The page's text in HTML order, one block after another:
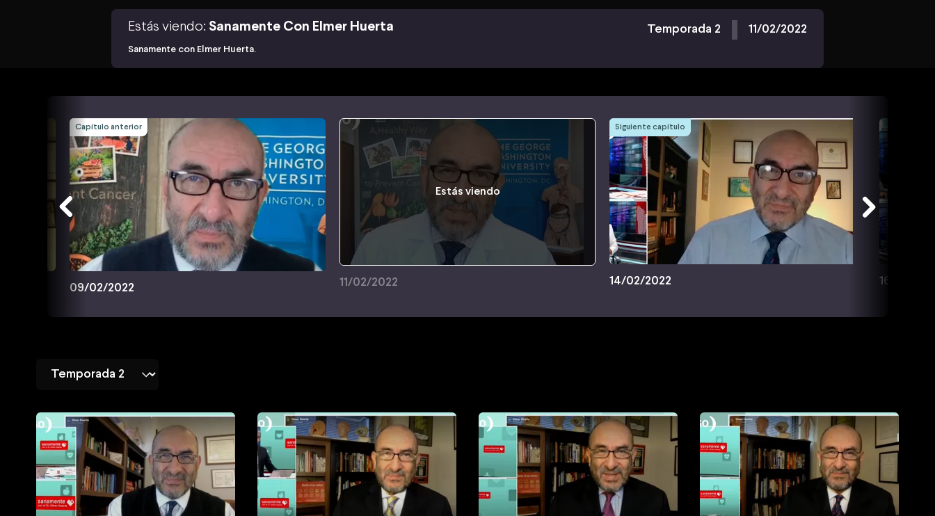
Estás viendo: Sanamente Con Elmer Huerta
Sanamente con Elmer Huerta.
Temporada 2 11/02/2022
Capítulo anterior
09/02/2022
Estás viendo
11/02/2022
Siguiente capítulo
14/02/2022 16/02/